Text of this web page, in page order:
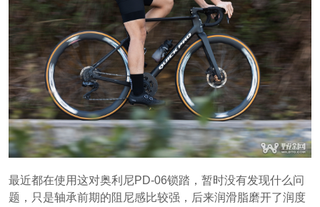
最近都在使用这对奥利尼PD-06锁踏，暂时没有发现什么问
题，只是轴承前期的阻尼感比较强，后来润滑脂磨开了润度